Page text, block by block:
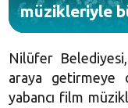
müzikleriyle
Nilüfer
araya
yabancı film